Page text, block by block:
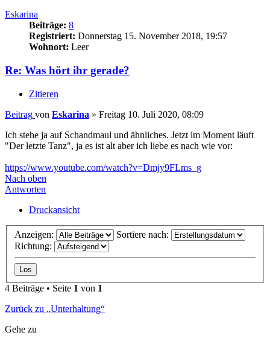
Eskarina
Beiträge: 8
Registriert: Donnerstag 15. November 2018, 19:57
Wohnort: Leer
Re: Was hört ihr gerade?
Zitieren
Beitrag von Eskarina » Freitag 10. Juli 2020, 08:09
Ich stehe ja auf Schandmaul und ähnliches. Jetzt im Moment läuft
"Der letzte Tanz", ja es ist alt aber ich liebe es nach wie vor:
https://www.youtube.com/watch?v=Dmjy9FLms_g
Nach oben
Antworten
Druckansicht
Anzeigen:
Sortiere nach:
Richtung:
4 Beiträge • Seite 1 von 1
Zurück zu „Unterhaltung“
Gehe zu